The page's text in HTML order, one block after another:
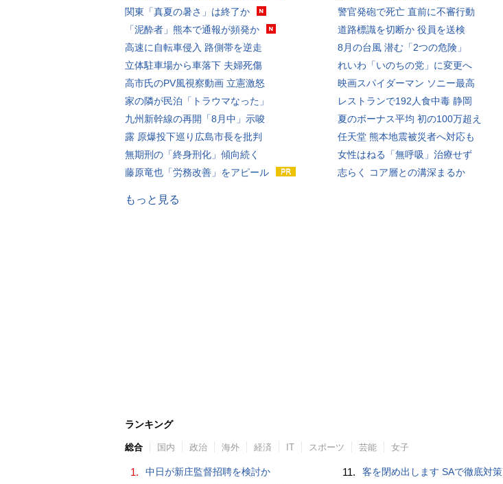
関東「真夏の暑さ」は終了か
「泥酔者」熊本で通報が頻発か
高速に自転車侵入 路側帯を逆走
立体駐車場から車落下 夫婦死傷
高市氏のPV風視察動画 立憲激怒
家の隣が民泊「トラウマなった」
九州新幹線の再開「8月中」示唆
露 原爆投下巡り広島市長を批判
無期刑の「終身刑化」傾向続く
藤原竜也「労務改善」をアピール
警官発砲で死亡 直前に不審行動
道路標識を切断か 役員を送検
8月の台風 潜む「2つの危険」
れいわ「いのちの党」に変更へ
映画スパイダーマン ソニー最高
レストランで192人食中毒 静岡
夏のボーナス平均 初の100万超え
任天堂 熊本地震被災者へ対応も
女性はねる「無呼吸」治療せず
志らく コア層との溝深まるか
もっと見る
ランキング
総合 国内 政治 海外 経済 IT スポーツ 芸能 女子
1. 中日が新庄監督招聘を検討か 11. 客を閉め出します SAで徹底対策